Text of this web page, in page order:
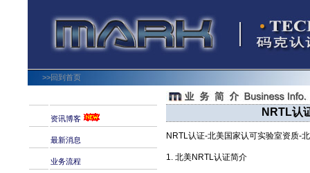
>>回到首页
资讯博客
最新消息
业务流程
NRTL认
NRTL认证-北美国家认可实验室资质-
1. 北美NRTL认证简介